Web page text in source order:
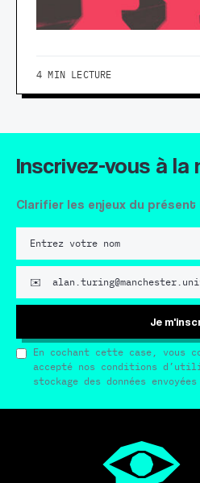
4 MIN LECTURE
Inscrivez-vous à
Clarifier les enjeux du
Je
En cochant cette case, vous
accepté nos conditions
stockage des données